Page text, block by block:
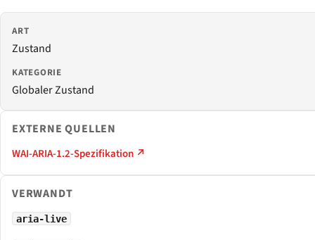
ART
Zustand
KATEGORIE
Globaler Zustand
EXTERNE QUELLEN
WAI-ARIA-1.2-Spezifikation ↗
VERWANDT
aria-live